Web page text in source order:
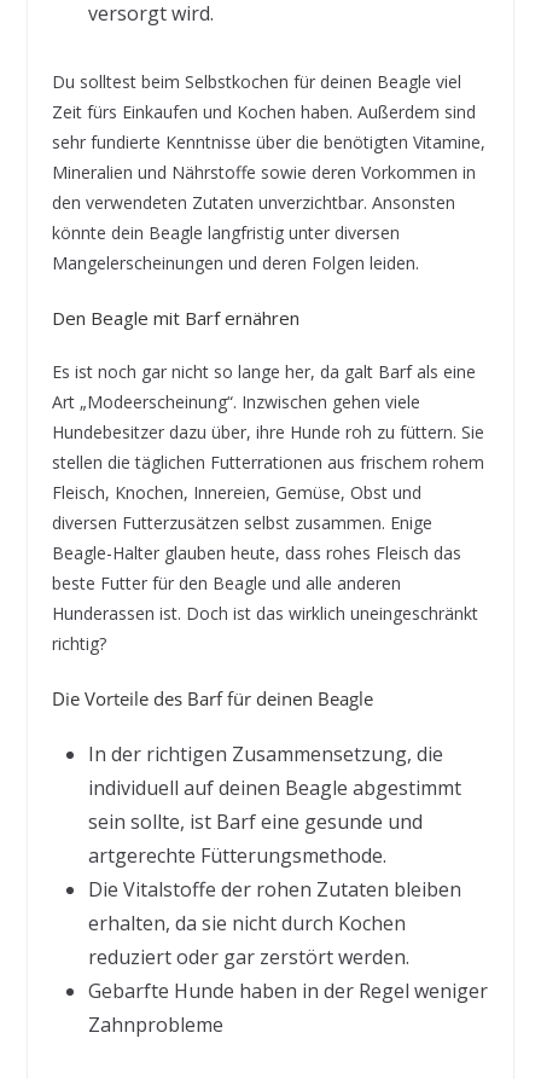
versorgt wird.
Du solltest beim Selbstkochen für deinen Beagle viel
Zeit fürs Einkaufen und Kochen haben. Außerdem sind
sehr fundierte Kenntnisse über die benötigten Vitamine,
Mineralien und Nährstoffe sowie deren Vorkommen in
den verwendeten Zutaten unverzichtbar. Ansonsten
könnte dein Beagle langfristig unter diversen
Mangelerscheinungen und deren Folgen leiden.
Den Beagle mit Barf ernähren
Es ist noch gar nicht so lange her, da galt Barf als eine
Art „Modeerscheinung“. Inzwischen gehen viele
Hundebesitzer dazu über, ihre Hunde roh zu füttern. Sie
stellen die täglichen Futterrationen aus frischem rohem
Fleisch, Knochen, Innereien, Gemüse, Obst und
diversen Futterzusätzen selbst zusammen. Enige
Beagle-Halter glauben heute, dass rohes Fleisch das
beste Futter für den Beagle und alle anderen
Hunderassen ist. Doch ist das wirklich uneingeschränkt
richtig?
Die Vorteile des Barf für deinen Beagle
In der richtigen Zusammensetzung, die
individuell auf deinen Beagle abgestimmt
sein sollte, ist Barf eine gesunde und
artgerechte Fütterungsmethode.
Die Vitalstoffe der rohen Zutaten bleiben
erhalten, da sie nicht durch Kochen
reduziert oder gar zerstört werden.
Gebarfte Hunde haben in der Regel weniger
Zahnprobleme